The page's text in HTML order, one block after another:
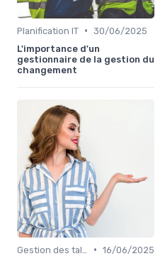
Planification IT • 30/06/2025
L'importance d'un
gestionnaire de la gestion du
changement
• 16/06/2025